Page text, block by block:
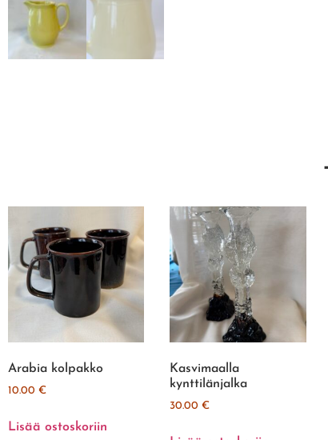
Arabia kolpakko
10.00 €
Lisää ostoskoriin
Kasvimaalla
kynttilänjalka
30.00€